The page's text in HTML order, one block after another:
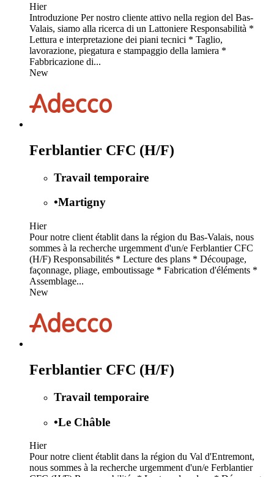
Hier
Introduzione Per nostro cliente attivo nella region del Bas-
Valais, siamo alla ricerca di un Lattoniere Responsabilità *
Lettura e interpretazione dei piani tecnici * Taglio,
lavorazione, piegatura e stampaggio della lamiera *
Fabbricazione di...
New
Ferblantier CFC (H/F)
Travail temporaire
•Martigny
Hier
Pour notre client établit dans la région du Bas-Valais, nous
sommes à la recherche urgemment d'un/e Ferblantier CFC
(H/F) Responsabilités * Lecture des plans * Découpage,
façonnage, pliage, emboutissage * Fabrication d'éléments *
Assemblage...
New
Ferblantier CFC (H/F)
Travail temporaire
•Le Châble
Hier
Pour notre client établit dans la région du Val d'Entremont,
nous sommes à la recherche urgemment d'un/e Ferblantier